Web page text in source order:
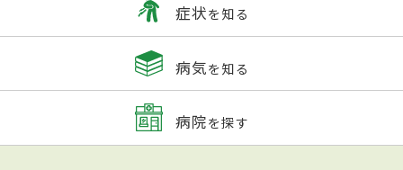
症状を知る
病気を知る
病院を探す